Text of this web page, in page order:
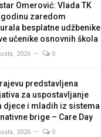
Omerović: Vlada TK
godinu zaredom
besplatne udžbenike
učenike osnovnih škola
2026 0
predstavljena
za uspostavljanje
djece i mladih iz sistema
brige – Care Day
2026 0